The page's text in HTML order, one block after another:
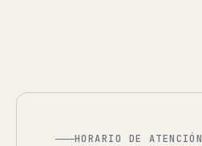
HORARIO DE ATENCIÓN